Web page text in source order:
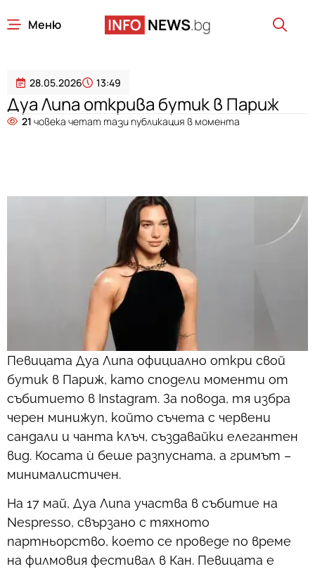
Меню
28.05.2026 13:49
Дуа Липа открива бутик в Париж
21 човека четат тази публикация в момента
Певицата Дуа Липа официално откри свой
бутик в Париж, като сподели моменти от
събитието в Instagram. За повода, тя избра
черен минижуп, който съчета с червени
сандали и чанта клъч, създавайки елегантен
вид. Косата ѝ беше разпусната, а гримът –
минималистичен.
На 17 май, Дуа Липа участва в събитие на
Nespresso, свързано с тяхното
партньорство, което се проведе по време
на филмовия фестивал в Кан. Певицата е